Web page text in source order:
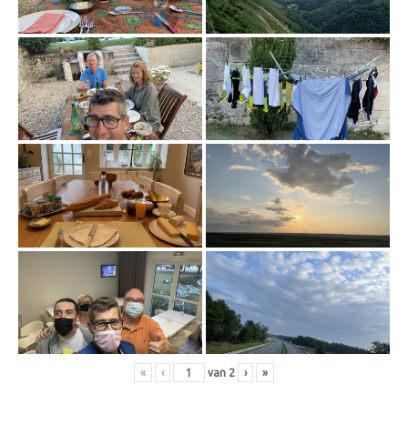
« ‹ van 2 › »